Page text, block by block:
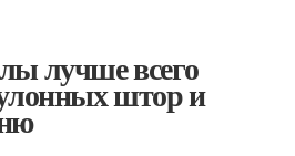
лучше всего
штор и